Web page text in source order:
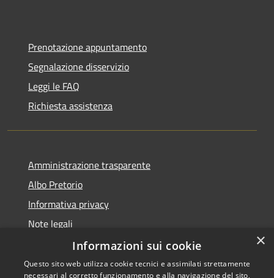
Prenotazione appuntamento
Segnalazione disservizio
Leggi le FAQ
Richiesta assistenza
Amministrazione trasparente
Albo Pretorio
Informativa privacy
Note legali
Dichiarazione di accessibilità
×
Informazioni sui cookie
Questo sito web utilizza cookie tecnici e assimilati strettamente
necessari al corretto funzionamento e alla navigazione del sito,